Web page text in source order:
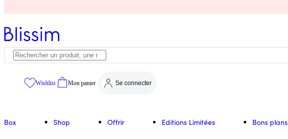
Wishlist Mon panier Se connecter
Box Shop Offrir Editions Limitées Bons plans